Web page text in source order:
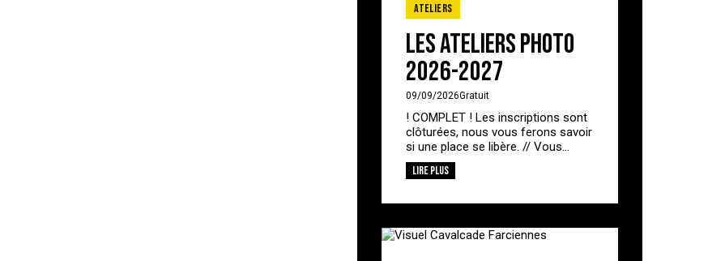
Ateliers
Les ateliers photo
2026-2027
09/09/2026Gratuit
! COMPLET ! Les inscriptions sont
clôturées, nous vous ferons savoir
si une place se libère. // Vous...
Lire plus